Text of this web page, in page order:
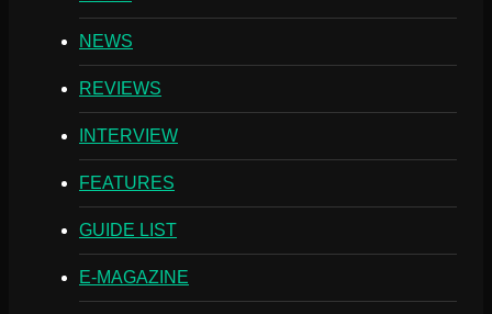
NEWS
REVIEWS
INTERVIEW
FEATURES
GUIDE LIST
E-MAGAZINE